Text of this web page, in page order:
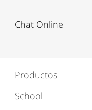
Chat Online
Productos
School